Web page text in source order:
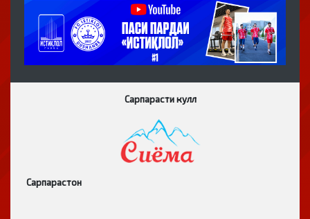
Сарпарасти кулл
Сарпарастон